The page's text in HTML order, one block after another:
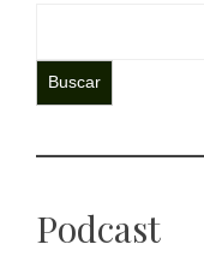
Buscar
Podcast